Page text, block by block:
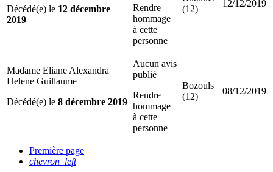
Décédé(e) le 12 décembre
2019
Rendre
hommage
à cette
personne
(12)
12/12/2019
Madame Eliane Alexandra
Helene Guillaume
Décédé(e) le 8 décembre 2019
Aucun avis
publié
Rendre
hommage
à cette
personne
Bozouls
(12)
08/12/2019
Première page
chevron_left